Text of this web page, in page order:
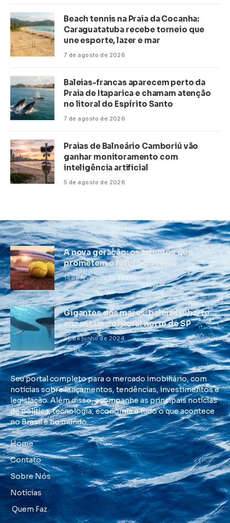
Beach tennis na Praia da Cocanha:
Caraguatatuba recebe torneio que
une esporte, lazer e mar
7 de agosto de 2026
Baleias-francas aparecem perto da
Praia de Itaparica e chamam atenção
no litoral do Espírito Santo
7 de agosto de 2026
Praias de Balneário Camboriú vão
ganhar monitoramento com
inteligência artificial
5 de agosto de 2026
A nova geração: os talentos que
prometem o futuro do tênis
14 de fevereiro de 2025
Gigantes dos mares: baleias jubarte
encantam no litoral norte de SP
27 de junho de 2024
Seu portal completo para o mercado imobiliário, com
notícias sobre lançamentos, tendências, investimentos e
legislação. Além disso, acompanhe as principais notícias
de política, tecnologia, economia e tudo o que acontece
no Brasil e no mundo.
Home
Contato
Sobre Nós
Notícias
Quem Faz